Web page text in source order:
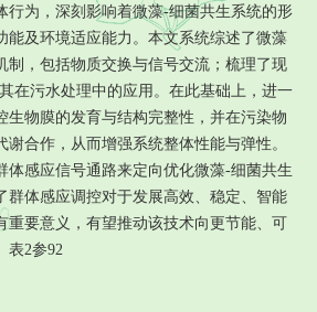
行为，深刻影响着微藻-细菌共生系统的形
能及环境适应能力。本文系统综述了微藻
制，包括物质交换与信号交流；梳理了现
在污水处理中的应用。在此基础上，进一
生物膜的发育与结构完整性，并在污染物
谢合作，从而增强系统整体性能与弹性。
体感应信号通路来定向优化微藻-细菌共生
群体感应调控对于发展高效、稳定、智能
重要意义，有望推动该技术向更节能、可
表2参92